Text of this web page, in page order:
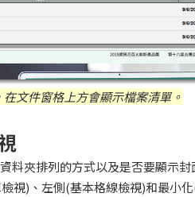
文件窗格上方會顯示檔案清單。
料夾排列的方式以及是否要顯示
視)、左側(基本格線檢視)和最小